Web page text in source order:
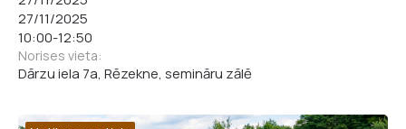
27/11/2025
10:00-12:50
Norises vieta:
Dārzu iela 7a, Rēzekne, semināru zālē